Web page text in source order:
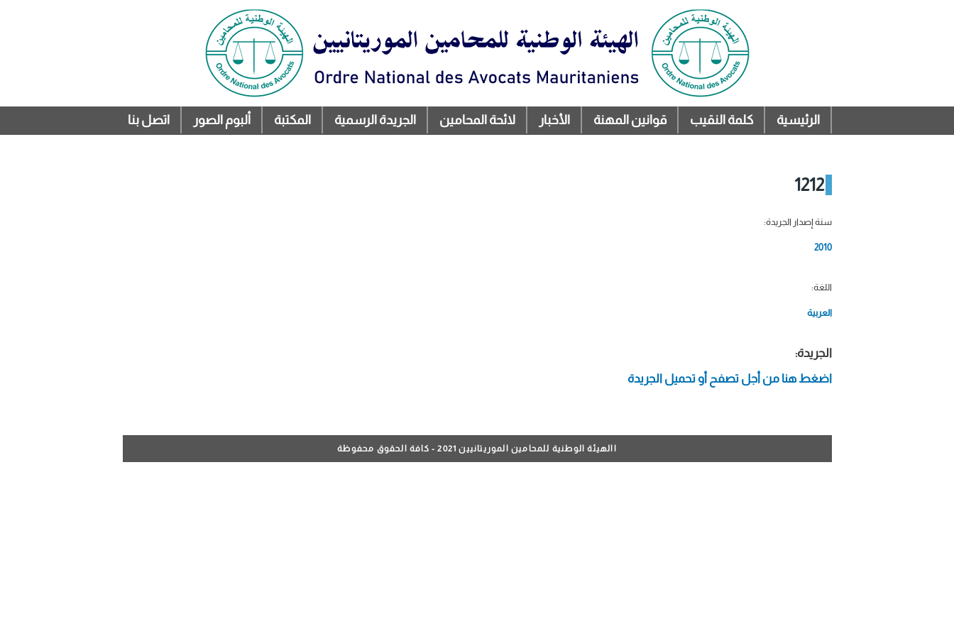
المحتوى
الرئيسي
القائمة الرئيسية
الرئيسية كلمة النقيب قوانين المهنة الأخبار لائحة المحامين الجريدة الرسمية المكتبة ألبوم الصور اتصل بنا
1212
سنة إصدار الجريدة:
2010
اللغة:
العربية
الجريدة:
اضغط هنا من أجل تصفح أو تحميل الجريدة
االهيئة الوطنية للمحامين الموريتانيين 2021 - كافة الحقوق محفوظة